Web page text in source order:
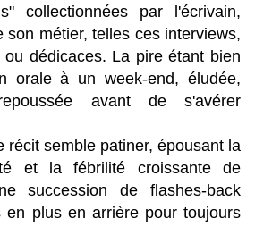
collectionnées par l'écrivain,
son métier, telles ces interviews,
dédicaces. La pire étant bien
orale à un week-end, éludée,
avant de s'avérer
récit semble patiner, épousant la
et la fébrilité croissante de
succession de flashes-back
en plus en arrière pour toujours